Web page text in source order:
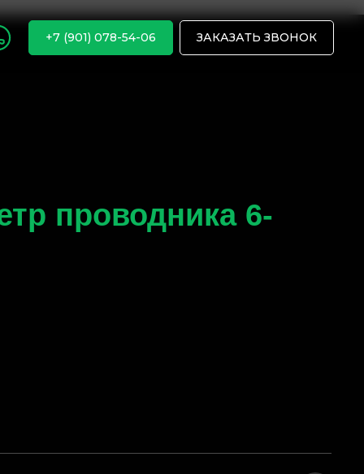
+7 (901) 078-54-06 ЗАКАЗАТЬ ЗВОНОК
проводника 6-